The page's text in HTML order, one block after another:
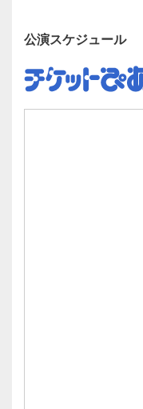
公演スケジュール